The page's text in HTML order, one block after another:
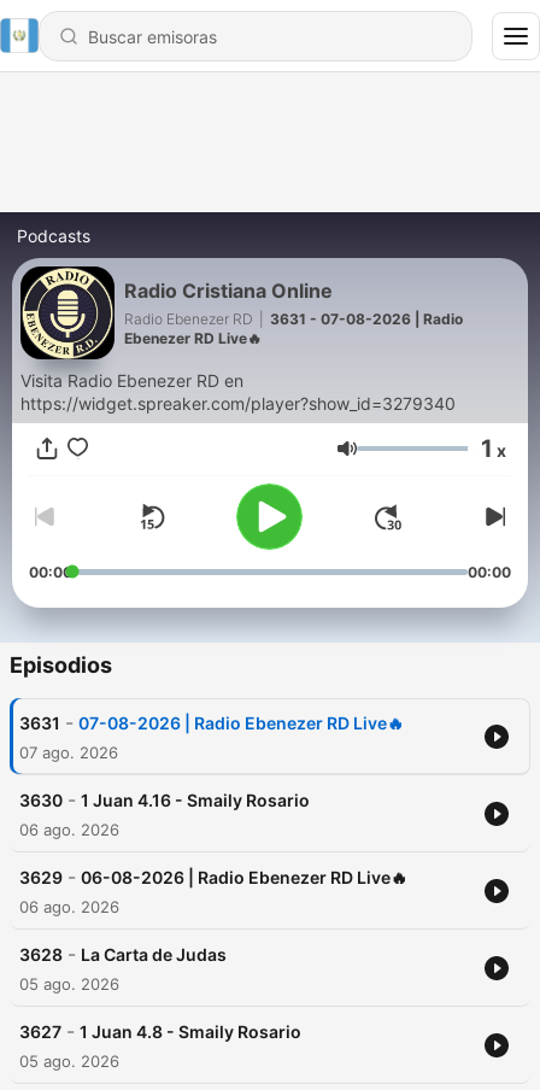
Podcasts
Radio Cristiana Online
Radio Ebenezer RD
3631 - 07-08-2026 | Radio
Ebenezer RD Live🔥
Visita Radio Ebenezer RD en
https://widget.spreaker.com/player?show_id=3279340
Volumen 1 x
00:00 00:00
Episodios
3631 - 07-08-2026 | Radio Ebenezer RD Live🔥
07 ago. 2026
3630 - 1 Juan 4.16 - Smaily Rosario
06 ago. 2026
3629 - 06-08-2026 | Radio Ebenezer RD Live🔥
06 ago. 2026
3628 - La Carta de Judas
05 ago. 2026
3627 - 1 Juan 4.8 - Smaily Rosario
05 ago. 2026